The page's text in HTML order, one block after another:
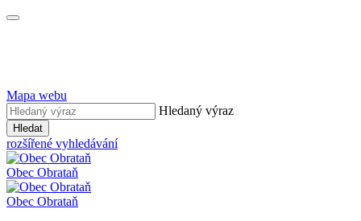
Mapa webu
Hledaný výraz
Hledat
rozšířené vyhledávání
Obec Obrataň
Obec Obrataň